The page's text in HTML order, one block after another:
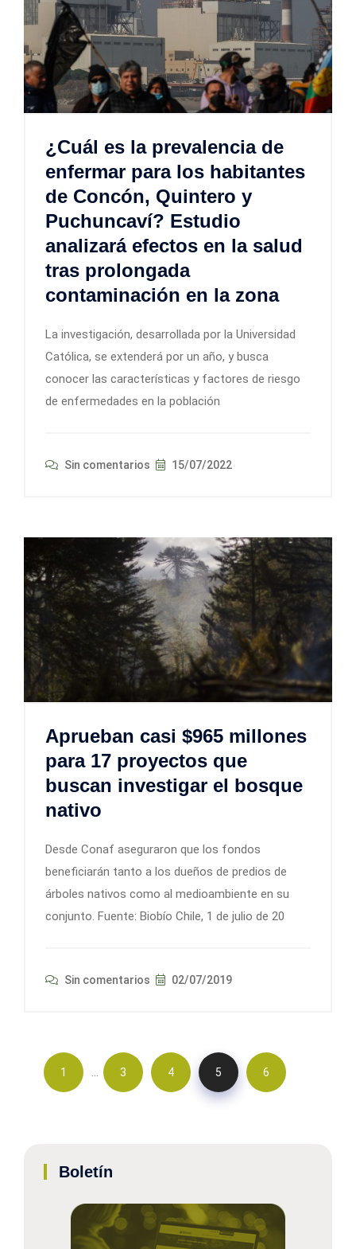
¿Cuál es la prevalencia de
enfermar para los habitantes
de Concón, Quintero y
Puchuncaví? Estudio
analizará efectos en la salud
tras prolongada
contaminación en la zona
La investigación, desarrollada por la Universidad
Católica, se extenderá por un año, y busca
conocer las características y factores de riesgo
de enfermedades en la población
Sin comentarios 15/07/2022
Aprueban casi $965 millones
para 17 proyectos que
buscan investigar el bosque
nativo
Desde Conaf aseguraron que los fondos
beneficiarán tanto a los dueños de predios de
árboles nativos como al medioambiente en su
conjunto. Fuente: Biobío Chile, 1 de julio de 20
Sin comentarios 02/07/2019
1 … 3 4 5 6
Boletín